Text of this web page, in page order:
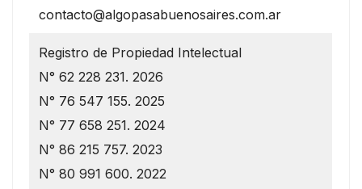
contacto@algopasabuenosaires.com.ar
Registro de Propiedad Intelectual
N° 62 228 231. 2026
N° 76 547 155. 2025
N° 77 658 251. 2024
N° 86 215 757. 2023
N° 80 991 600. 2022